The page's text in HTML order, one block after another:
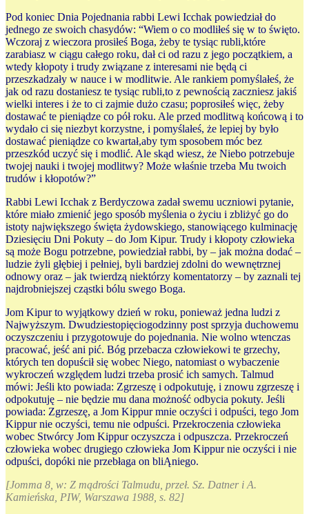
Pod koniec Dnia Pojednania rabbi Lewi Icchak powiedział do
jednego ze swoich chasydów: “Wiem o co modliłeś się w to święto.
Wczoraj z wieczora prosiłeś Boga, żeby te tysiąc rubli,które
zarabiasz w ciągu całego roku, dał ci od razu z jego początkiem, a
wtedy kłopoty i trudy związane z interesami nie będą ci
przeszkadzały w nauce i w modlitwie. Ale rankiem pomyślałeś, że
jak od razu dostaniesz te tysiąc rubli,to z pewnością zaczniesz jakiś
wielki interes i że to ci zajmie dużo czasu; poprosiłeś więc, żeby
dostawać te pieniądze co pół roku. Ale przed modlitwą końcową i to
wydało ci się niezbyt korzystne, i pomyślałeś, że lepiej by było
dostawać pieniądze co kwartał,aby tym sposobem móc bez
przeszkód uczyć się i modlić. Ale skąd wiesz, że Niebo potrzebuje
twojej nauki i twojej modlitwy? Może właśnie trzeba Mu twoich
trudów i kłopotów?”
Rabbi Lewi Icchak z Berdyczowa zadał swemu uczniowi pytanie,
które miało zmienić jego sposób myślenia o życiu i zbliżyć go do
istoty największego święta żydowskiego, stanowiącego kulminację
Dziesięciu Dni Pokuty – do Jom Kipur. Trudy i kłopoty człowieka
są może Bogu potrzebne, powiedział rabbi, by – jak można dodać –
ludzie żyli głębiej i pełniej, byli bardziej zdolni do wewnętrznej
odnowy oraz – jak twierdzą niektórzy komentatorzy – by zaznali tej
najdrobniejszej cząstki bólu swego Boga.
Jom Kipur to wyjątkowy dzień w roku, ponieważ jedna ludzi z
Najwyższym. Dwudziestopięciogodzinny post sprzyja duchowemu
oczyszczeniu i przygotowuje do pojednania. Nie wolno wtenczas
pracować, jeść ani pić. Bóg przebacza człowiekowi te grzechy,
których ten dopuścił się wobec Niego, natomiast o wybaczenie
wykroczeń względem ludzi trzeba prosić ich samych. Talmud
mówi: Jeśli kto powiada: Zgrzeszę i odpokutuję, i znowu zgrzeszę i
odpokutuję – nie będzie mu dana możność odbycia pokuty. Jeśli
powiada: Zgrzeszę, a Jom Kippur mnie oczyści i odpuści, tego Jom
Kippur nie oczyści, temu nie odpuści. Przekroczenia człowieka
wobec Stwórcy Jom Kippur oczyszcza i odpuszcza. Przekroczeń
człowieka wobec drugiego człowieka Jom Kippur nie oczyści i nie
odpuści, dopóki nie przebłaga on bliĄniego.
[Jomma 8, w: Z mądrości Talmudu, przeł. Sz. Datner i A.
Kamieńska, PIW, Warszawa 1988, s. 82]